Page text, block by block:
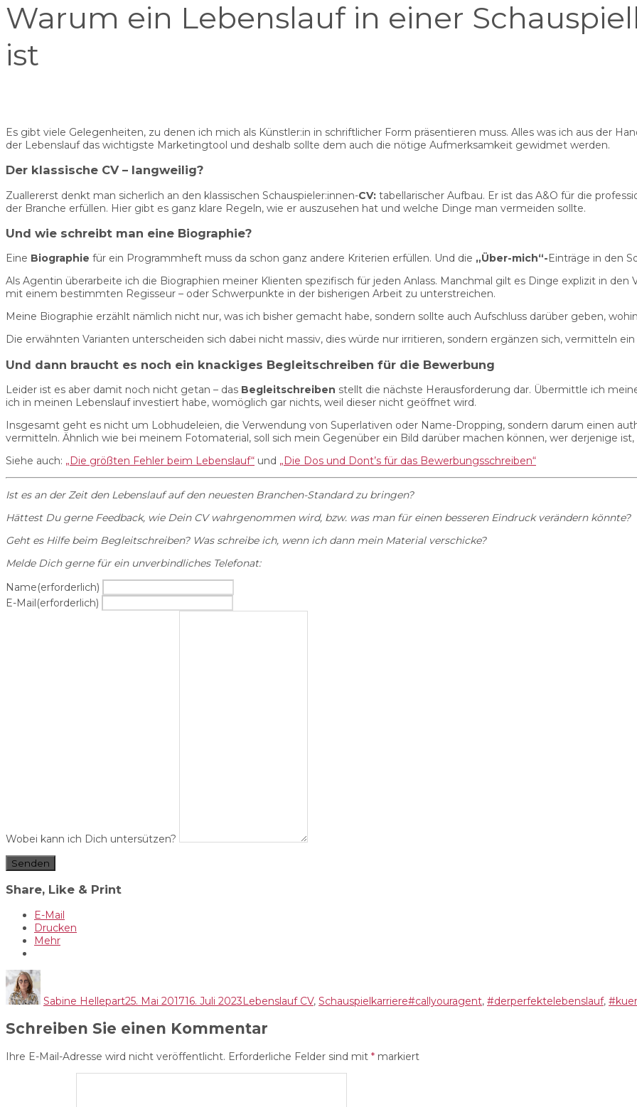
Warum ein Lebenslauf in einer
ist
Es gibt viele Gelegenheiten, zu denen ich mich als Künstler:in in schriftlicher Form präsentieren muss. Alles was ich aus der
der Lebenslauf das wichtigste Marketingtool und deshalb sollte dem auch die nötige Aufmerksamkeit gewidmet werden.
Der klassische CV – langweilig?
Zuallererst denkt man sicherlich an den klassischen Schauspieler:innen-CV: tabellarischer Aufbau. Er ist das A&O für die
der Branche erfüllen. Hier gibt es ganz klare Regeln, wie er auszusehen hat und welche Dinge man vermeiden sollte.
Und wie schreibt man eine Biographie?
Eine Biographie für ein Programmheft muss da schon ganz andere Kriterien erfüllen. Und die „Über-mich“- Einträge in den
Als Agentin überarbeite ich die Biographien meiner Klienten spezifisch für jeden Anlass. Manchmal gilt es Dinge explizit in
mit einem bestimmten Regisseur – oder Schwerpunkte in der bisherigen Arbeit zu unterstreichen.
Meine Biographie erzählt nämlich nicht nur, was ich bisher gemacht habe, sondern sollte auch Aufschluss darüber geben,
Die erwähnten Varianten unterscheiden sich dabei nicht massiv, dies würde nur irritieren, sondern ergänzen sich, vermitteln ein
Und dann braucht es noch ein knackiges Begleitschreiben für die Bewerbung
Leider ist es aber damit noch nicht getan – das Begleitschreiben stellt die nächste Herausforderung dar. Übermittle ich
ich in meinen Lebenslauf investiert habe, womöglich gar nichts, weil dieser nicht geöffnet wird.
Insgesamt geht es nicht um Lobhudeleien, die Verwendung von Superlativen oder Name-Dropping, sondern darum einen
vermitteln. Ähnlich wie bei meinem Fotomaterial, soll sich mein Gegenüber ein Bild darüber machen können, wer derjenige
Siehe auch: „Die größten Fehler beim Lebenslauf“ und „Die Dos und Dont’s für das Bewerbungsschreiben“
Ist es an der Zeit den Lebenslauf auf den neuesten Branchen-Standard zu bringen?
Hättest Du gerne Feedback, wie Dein CV wahrgenommen wird, bzw. was man für einen besseren Eindruck verändern könnte?
Geht es Hilfe beim Begleitschreiben? Was schreibe ich, wenn ich dann mein Material verschicke?
Melde Dich gerne für ein unverbindliches Telefonat:
Name(erforderlich)
E-Mail(erforderlich)
Wobei kann ich Dich untersützen?
Senden
Share, Like & Print
E-Mail
Drucken
Mehr
Autor
Sabine Hellepart25. Mai 201716. Juli 2023Lebenslauf CV, Schauspielkarriere#callyouragent, #derperfektelebenslauf,
Schreiben Sie einen Kommentar
Ihre E-Mail-Adresse wird nicht veröffentlicht. Erforderliche Felder sind mit * markiert